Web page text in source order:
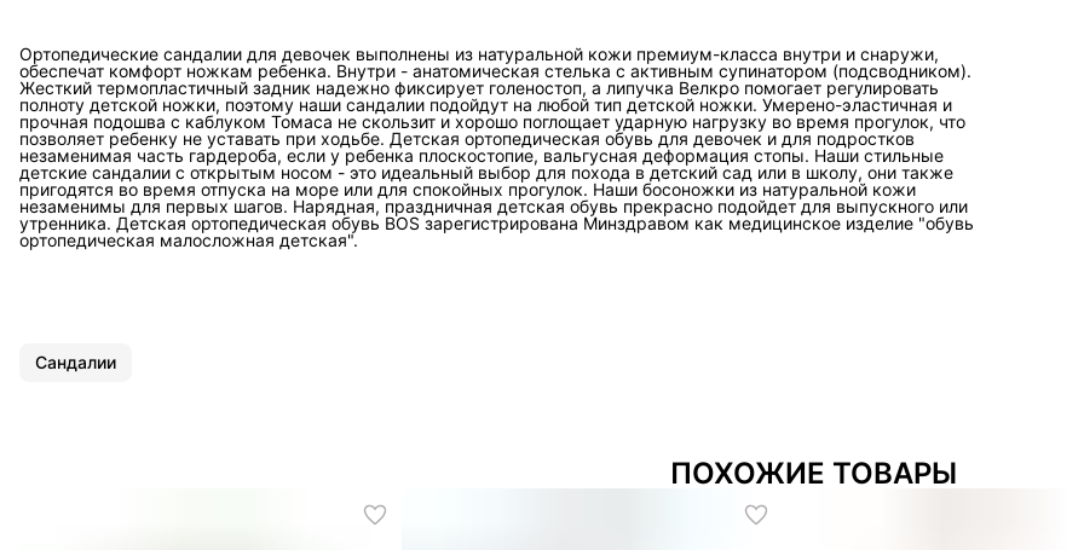
Ортопедические сандалии для девочек выполнены из натуральной кожи премиум-класса внутри и снаружи,
обеспечат комфорт ножкам ребенка. Внутри - анатомическая стелька с активным супинатором (подсводником).
Жесткий термопластичный задник надежно фиксирует голеностоп, а липучка Велкро помогает регулировать
полноту детской ножки, поэтому наши сандалии подойдут на любой тип детской ножки. Умерено-эластичная и
прочная подошва с каблуком Томаса не скользит и хорошо поглощает ударную нагрузку во время прогулок, что
позволяет ребенку не уставать при ходьбе. Детская ортопедическая обувь для девочек и для подростков
незаменимая часть гардероба, если у ребенка плоскостопие, вальгусная деформация стопы. Наши стильные
детские сандалии с открытым носом - это идеальный выбор для похода в детский сад или в школу, они также
пригодятся во время отпуска на море или для спокойных прогулок. Наши босоножки из натуральной кожи
незаменимы для первых шагов. Нарядная, праздничная детская обувь прекрасно подойдет для выпускного или
утренника. Детская ортопедическая обувь BOS зарегистрирована Минздравом как медицинское изделие "обувь
ортопедическая малосложная детская".
Сандалии
ПОХОЖИЕ ТОВАРЫ